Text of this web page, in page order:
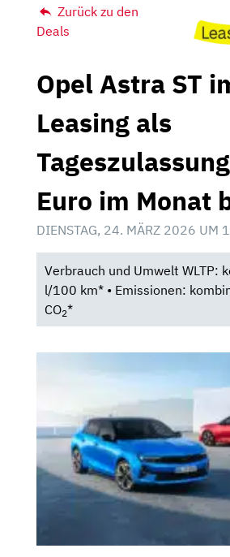
Zurück zu den
Deals
Opel Astra ST
Leasing als
Euro im Monat
DIENSTAG, 24. MÄRZ 2026 UM
Verbrauch und Umwelt WLTP:
l/100 km* • Emissionen:
CO2*